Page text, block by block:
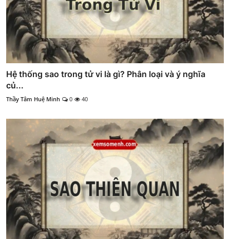
Hệ thống sao trong tử vi là gì? Phân loại và ý nghĩa
củ...
Thầy Tâm Huệ Minh 0 40